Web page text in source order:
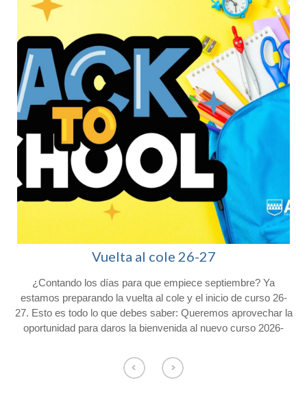
Vuelta al cole 26-27
¿Contando los días para que empiece septiembre? Ya
estamos preparando la vuelta al cole y el inicio de curso 26-
27. Esto es todo lo que debes saber: Queremos aprovechar la
oportunidad para daros la bienvenida al nuevo curso 2026-
Afuera. Con vistas al inicio del próximo curso, os hacemos
llegar la siguiente información. Consulta el calendario escolar